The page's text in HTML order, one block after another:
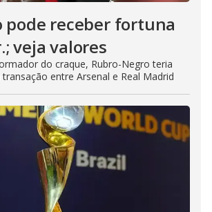
pode receber fortuna
veja valores
do craque, Rubro-Negro teria
entre Arsenal e Real Madrid